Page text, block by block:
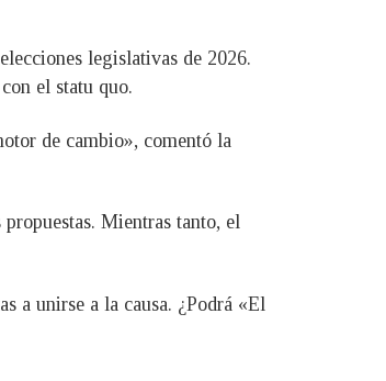
legislativas de 2026.
el statu quo.
de cambio», comentó la
Mientras tanto, el
a unirse a la causa. ¿Podrá «El